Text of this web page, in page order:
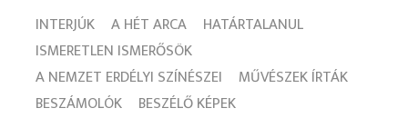
INTERJÚK A HÉT ARCA
HATÁRTALANUL
ISMERETLEN ISMERŐSÖK
A NEMZET ERDÉLYI SZÍNÉSZEI
MŰVÉSZEK ÍRTÁK
BESZÁMOLÓK
BESZÉLŐ KÉPEK